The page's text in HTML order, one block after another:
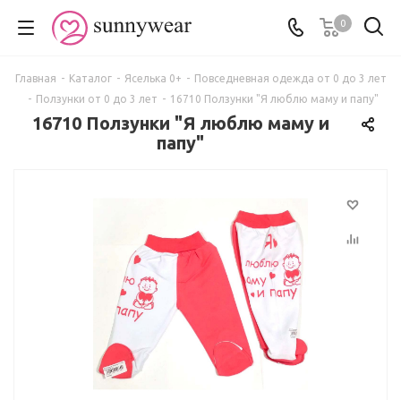
0
Главная - Каталог - Яселька 0+ - Повседневная одежда от 0 до 3 лет
- Ползунки от 0 до 3 лет - 16710 Ползунки "Я люблю маму и папу"
16710 Ползунки "Я люблю маму и
папу"